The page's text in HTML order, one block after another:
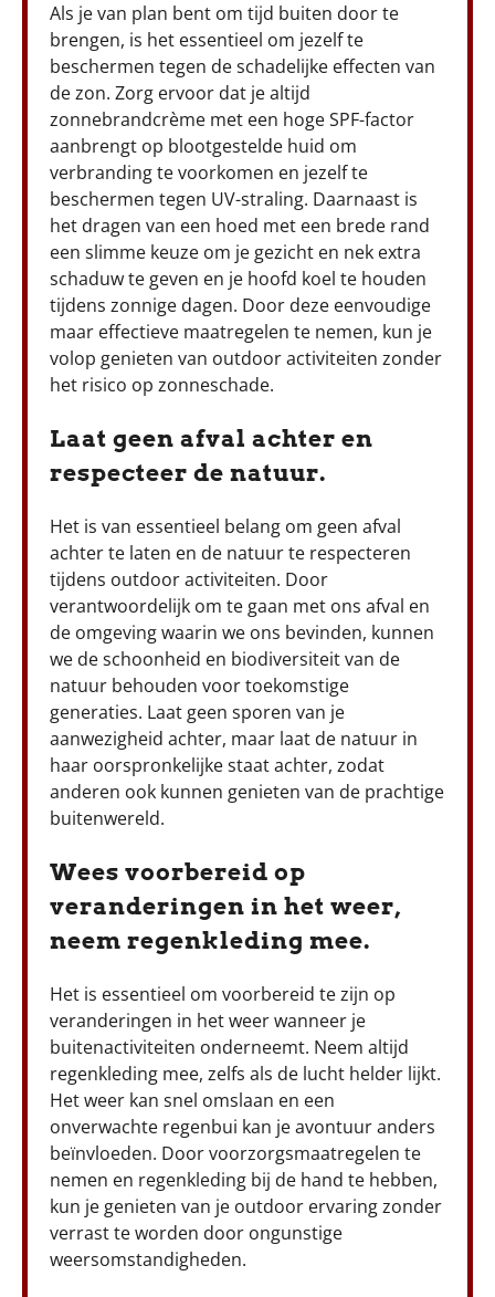
Als je van plan bent om tijd buiten door te
brengen, is het essentieel om jezelf te
beschermen tegen de schadelijke effecten van
de zon. Zorg ervoor dat je altijd
zonnebrandcrème met een hoge SPF-factor
aanbrengt op blootgestelde huid om
verbranding te voorkomen en jezelf te
beschermen tegen UV-straling. Daarnaast is
het dragen van een hoed met een brede rand
een slimme keuze om je gezicht en nek extra
schaduw te geven en je hoofd koel te houden
tijdens zonnige dagen. Door deze eenvoudige
maar effectieve maatregelen te nemen, kun je
volop genieten van outdoor activiteiten zonder
het risico op zonneschade.
Laat geen afval achter en
respecteer de natuur.
Het is van essentieel belang om geen afval
achter te laten en de natuur te respecteren
tijdens outdoor activiteiten. Door
verantwoordelijk om te gaan met ons afval en
de omgeving waarin we ons bevinden, kunnen
we de schoonheid en biodiversiteit van de
natuur behouden voor toekomstige
generaties. Laat geen sporen van je
aanwezigheid achter, maar laat de natuur in
haar oorspronkelijke staat achter, zodat
anderen ook kunnen genieten van de prachtige
buitenwereld.
Wees voorbereid op
veranderingen in het weer,
neem regenkleding mee.
Het is essentieel om voorbereid te zijn op
veranderingen in het weer wanneer je
buitenactiviteiten onderneemt. Neem altijd
regenkleding mee, zelfs als de lucht helder lijkt.
Het weer kan snel omslaan en een
onverwachte regenbui kan je avontuur anders
beïnvloeden. Door voorzorgsmaatregelen te
nemen en regenkleding bij de hand te hebben,
kun je genieten van je outdoor ervaring zonder
verrast te worden door ongunstige
weersomstandigheden.